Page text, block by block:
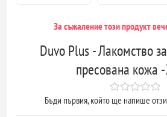
За съжаление този продукт
Duvo Plus - Лакомство
пресована кожа
Бъди първия, който ще напише